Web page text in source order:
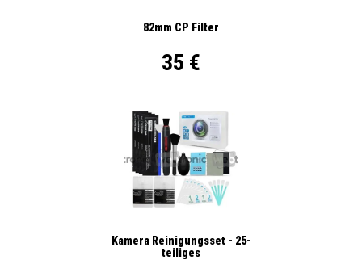
82mm CP Filter
35 €
Kamera Reinigungsset - 25-
teiliges